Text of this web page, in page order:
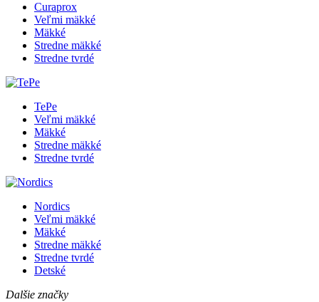
Curaprox
Veľmi mäkké
Mäkké
Stredne mäkké
Stredne tvrdé
TePe
Veľmi mäkké
Mäkké
Stredne mäkké
Stredne tvrdé
Nordics
Veľmi mäkké
Mäkké
Stredne mäkké
Stredne tvrdé
Detské
Dalšie značky